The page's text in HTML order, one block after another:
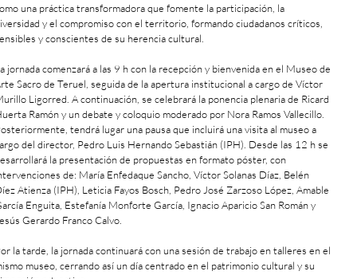
una práctica transformadora que fomente la participación, la
y el compromiso con el territorio, formando ciudadanos críticos,
y conscientes de su herencia cultural.
jornada comenzará a las 9 h con la recepción y bienvenida en el Museo de
Sacro de Teruel, seguida de la apertura institucional a cargo de Víctor
Ligorred. A continuación, se celebrará la ponencia plenaria de Ricard
Ramón y un debate y coloquio moderado por Nora Ramos Vallecillo.
tendrá lugar una pausa que incluirá una visita al museo a
del director, Pedro Luis Hernando Sebastián (IPH). Desde las 12 h se
la presentación de propuestas en formato póster, con
de: María Enfedaque Sancho, Víctor Solanas Díaz, Belén
Atienza (IPH), Leticia Fayos Bosch, Pedro José Zarzoso López, Amable
Enguita, Estefanía Monforte García, Ignacio Aparicio San Román y
Gerardo Franco Calvo.
la tarde, la jornada continuará con una sesión de trabajo en talleres en el
museo, cerrando así un día centrado en el patrimonio cultural y su